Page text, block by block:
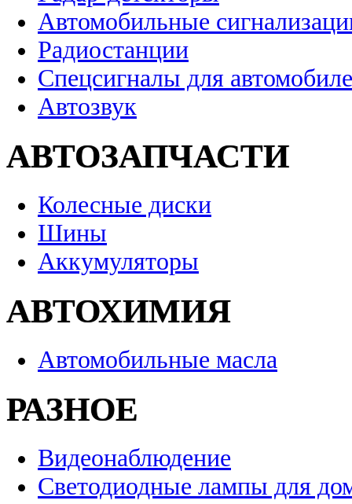
Автомобильные
Радиостанции
Спецсигналы для
Автозвук
АВТОЗАПЧАСТИ
Колесные диски
Шины
Аккумуляторы
АВТОХИМИЯ
Автомобильные масла
РАЗНОЕ
Видеонаблюдение
Светодиодные лампы для